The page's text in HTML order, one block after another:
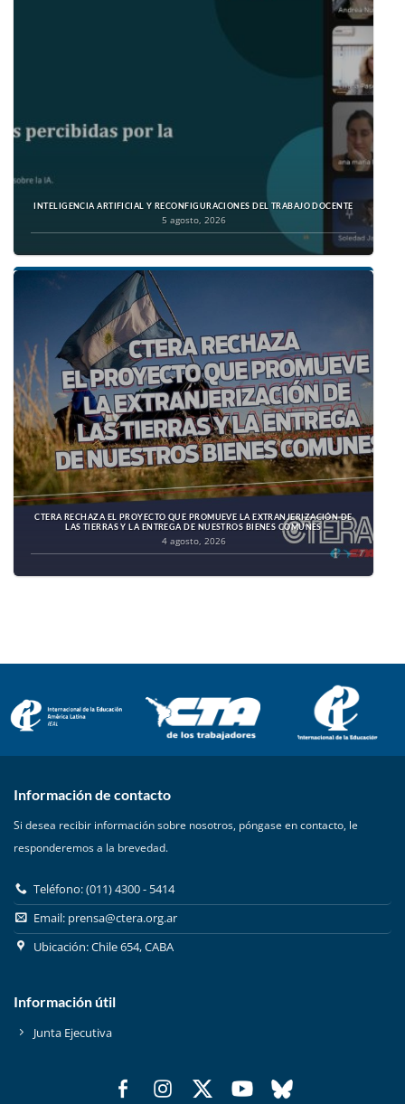
INTELIGENCIA ARTIFICIAL Y RECONFIGURACIONES DEL TRABAJO DOCENTE
5 agosto, 2026
CTERA RECHAZA EL PROYECTO QUE PROMUEVE LA EXTRANJERIZACIÓN DE
LAS TIERRAS Y LA ENTREGA DE NUESTROS BIENES COMUNES
4 agosto, 2026
Información de contacto
Si desea recibir información sobre nosotros, póngase en contacto, le
responderemos a la brevedad.
Teléfono: (011) 4300 - 5414
Email: prensa@ctera.org.ar
Ubicación: Chile 654, CABA
Información útil
Junta Ejecutiva